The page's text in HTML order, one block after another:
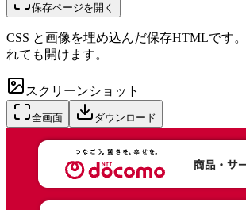
保存ページを開く
CSS と画像を埋め込んだ保存HTMLです
れても開けます。
スクリーンショット
全画面 ダウンロード